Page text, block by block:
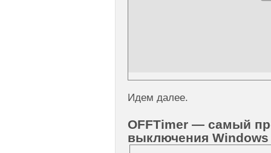
Идем далее.
OFFTimer — самый
выключения Windows